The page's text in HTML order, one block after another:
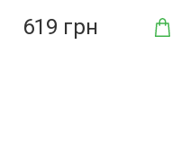
619 грн